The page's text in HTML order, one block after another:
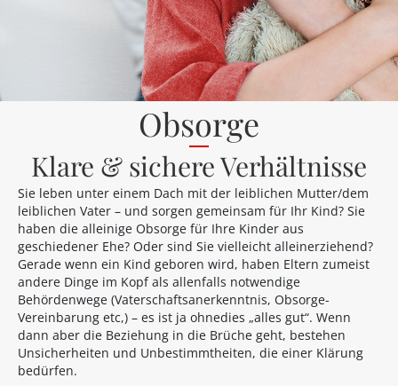
Obsorge
Klare & sichere Verhältnisse
Sie leben unter einem Dach mit der leiblichen Mutter/dem
leiblichen Vater – und sorgen gemeinsam für Ihr Kind? Sie
haben die alleinige Obsorge für Ihre Kinder aus
geschiedener Ehe? Oder sind Sie vielleicht alleinerziehend?
Gerade wenn ein Kind geboren wird, haben Eltern zumeist
andere Dinge im Kopf als allenfalls notwendige
Behördenwege (Vaterschaftsanerkenntnis, Obsorge-
Vereinbarung etc,) – es ist ja ohnedies „alles gut“. Wenn
dann aber die Beziehung in die Brüche geht, bestehen
Unsicherheiten und Unbestimmtheiten, die einer Klärung
bedürfen.